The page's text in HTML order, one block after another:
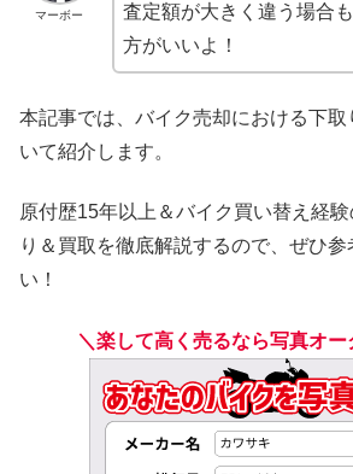
マーボー
査定額が大きく違う場合
方がいいよ！
本記事では、バイク売却における下
いて紹介します。
原付歴15年以上＆バイク買い替え経
り＆買取を徹底解説するので、ぜひ
い！
＼楽して高く売るなら写真オー